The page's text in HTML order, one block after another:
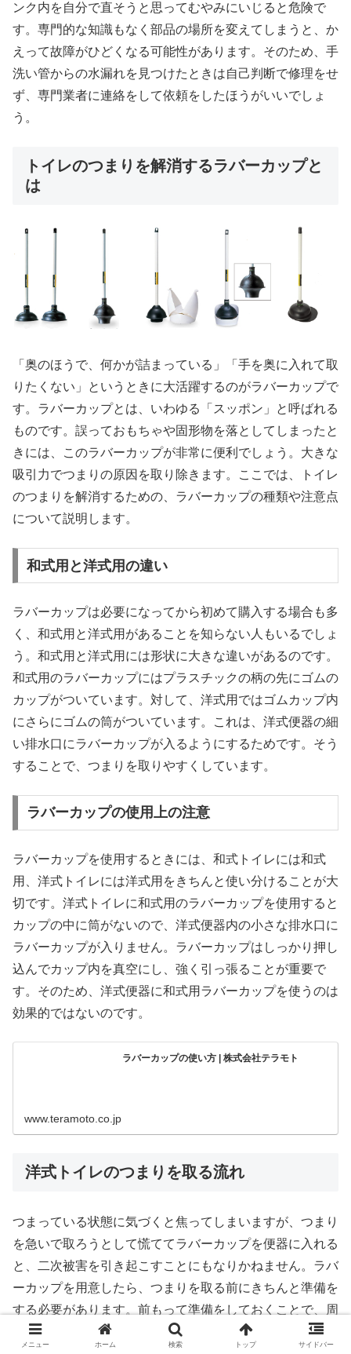
ンク内を自分で直そうと思ってむやみにいじると危険で
す。専門的な知識もなく部品の場所を変えてしまうと、か
えって故障がひどくなる可能性があります。そのため、手
洗い管からの水漏れを見つけたときは自己判断で修理をせ
ず、専門業者に連絡をして依頼をしたほうがいいでしょ
う。
トイレのつまりを解消するラバーカップと
は
「奥のほうで、何かが詰まっている」「手を奥に入れて取
りたくない」というときに大活躍するのがラバーカップで
す。ラバーカップとは、いわゆる「スッポン」と呼ばれる
ものです。誤っておもちゃや固形物を落としてしまったと
きには、このラバーカップが非常に便利でしょう。大きな
吸引力でつまりの原因を取り除きます。ここでは、トイレ
のつまりを解消するための、ラバーカップの種類や注意点
について説明します。
和式用と洋式用の違い
ラバーカップは必要になってから初めて購入する場合も多
く、和式用と洋式用があることを知らない人もいるでしょ
う。和式用と洋式用には形状に大きな違いがあるのです。
和式用のラバーカップにはプラスチックの柄の先にゴムの
カップがついています。対して、洋式用ではゴムカップ内
にさらにゴムの筒がついています。これは、洋式便器の細
い排水口にラバーカップが入るようにするためです。そう
することで、つまりを取りやすくしています。
ラバーカップの使用上の注意
ラバーカップを使用するときには、和式トイレには和式
用、洋式トイレには洋式用をきちんと使い分けることが大
切です。洋式トイレに和式用のラバーカップを使用すると
カップの中に筒がないので、洋式便器内の小さな排水口に
ラバーカップが入りません。ラバーカップはしっかり押し
込んでカップ内を真空にし、強く引っ張ることが重要で
す。そのため、洋式便器に和式用ラバーカップを使うのは
効果的ではないのです。
ラバーカップの使い方 | 株式会社テラモト
www.teramoto.co.jp
洋式トイレのつまりを取る流れ
つまっている状態に気づくと焦ってしまいますが、つまり
を急いで取ろうとして慌ててラバーカップを便器に入れる
と、二次被害を引き起こすことにもなりかねません。ラバ
ーカップを用意したら、つまりを取る前にきちんと準備を
する必要があります。前もって準備をしておくことで、周
りを汚さずに対処することが可能です。そして、ラバーカ
メニュー ホーム 検索 トップ サイドバー